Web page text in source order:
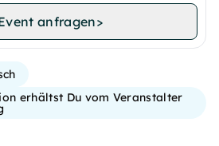
anfragen>
erhältst Du vom Veranstalter